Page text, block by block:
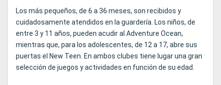
Los más pequeños, de 6 a 36 meses, son recibidos y
cuidadosamente atendidos en la guardería. Los niños, de
entre 3 y 11 años, pueden acudir al Adventure Ocean,
mientras que, para los adolescentes, de 12 a 17, abre sus
puertas el New Teen. En ambos clubes tiene lugar una gran
selección de juegos y actividades en función de su edad.